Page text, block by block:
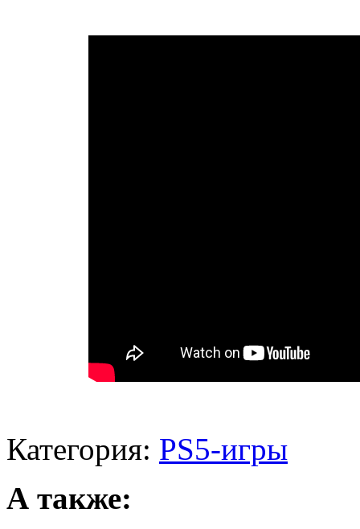
Категория: PS5-игры
А также: